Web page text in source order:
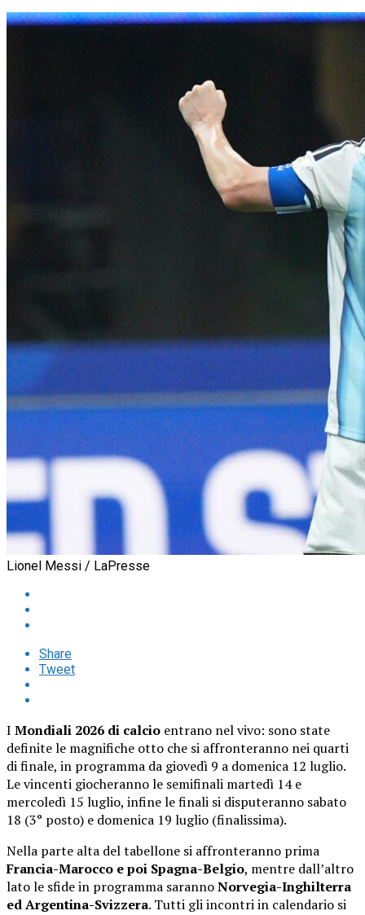
Lionel Messi / LaPresse
Share
Tweet
I Mondiali 2026 di calcio entrano nel vivo: sono state
definite le magnifiche otto che si affronteranno nei quarti
di finale, in programma da giovedì 9 a domenica 12 luglio.
Le vincenti giocheranno le semifinali martedì 14 e
mercoledì 15 luglio, infine le finali si disputeranno sabato
18 (3° posto) e domenica 19 luglio (finalissima).
Nella parte alta del tabellone si affronteranno prima
Francia-Marocco e poi Spagna-Belgio, mentre dall’altro
lato le sfide in programma sarannoNorvegia-Inghilterra
ed Argentina-Svizzera. Tutti gli incontri in calendario si